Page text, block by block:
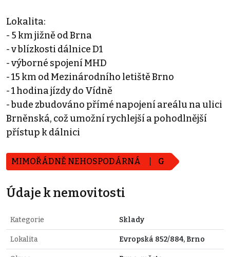
Lokalita:
- 5 km jižně od Brna
- v blízkosti dálnice D1
- výborné spojení MHD
- 15 km od Mezinárodního letiště Brno
- 1 hodina jízdy do Vídně
- bude zbudováno přímé napojení areálu na ulici
Brněnská, což umožní rychlejší a pohodlnější
přístup k dálnici
MIMOŘÁDNĚ NEHOSPODÁRNÁ G
Údaje k nemovitosti
Kategorie Sklady
Lokalita Evropská 852/884, Brno